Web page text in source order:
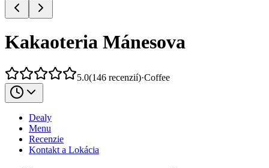
Kakaoteria Mánesova
5.0(146 recenzií)·Coffee
Dealy
Menu
Recenzie
Kontakt a Lokácia